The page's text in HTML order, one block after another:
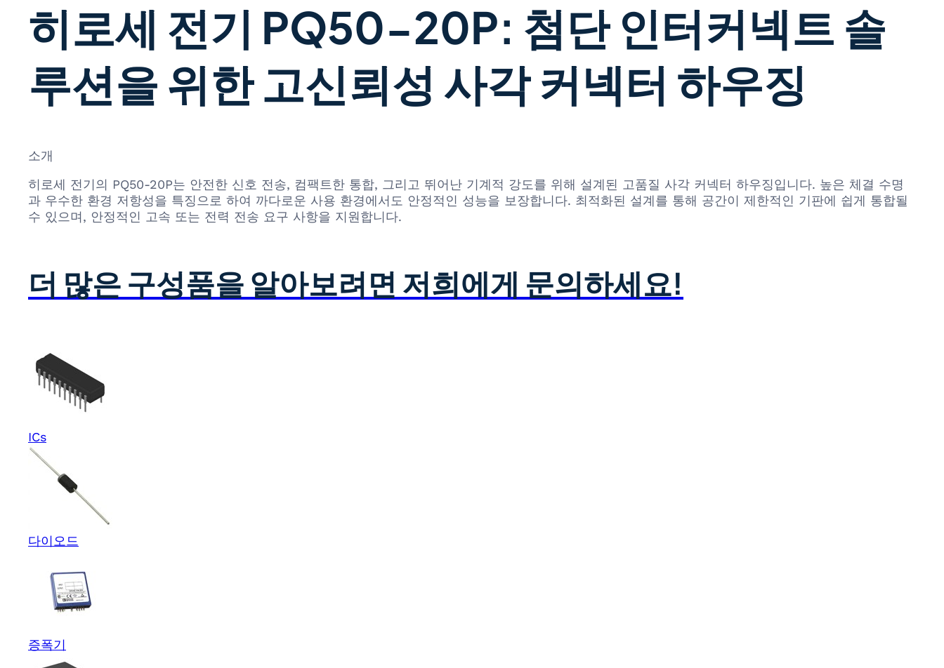
히로세 전기 PQ50-20P: 첨단 인터커넥트 솔
루션을 위한 고신뢰성 사각 커넥터 하우징
소개
히로세 전기의 PQ50-20P는 안전한 신호 전송, 컴팩트한 통합, 그리고 뛰어난 기계적 강도를 위해 설계된 고품질 사각 커넥터 하우징입니다. 높은 체결 수명
과 우수한 환경 저항성을 특징으로 하여 까다로운 사용 환경에서도 안정적인 성능을 보장합니다. 최적화된 설계를 통해 공간이 제한적인 기판에 쉽게 통합될
수 있으며, 안정적인 고속 또는 전력 전송 요구 사항을 지원합니다.
더 많은 구성품을 알아보려면 저희에게 문의하세요!
ICs
다이오드
증폭기